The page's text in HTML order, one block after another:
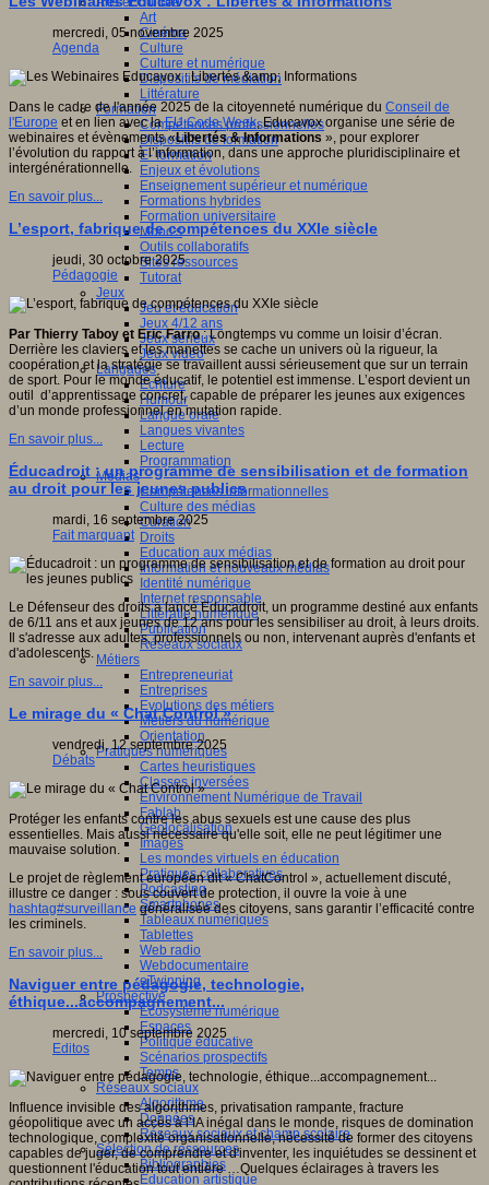
Art
Cinéma
Culture
Culture et numérique
Dispositifs de médiation
Littérature
Formation
Compétences professionnelles
Dispositifs de formation
E- formation
Enjeux et évolutions
Enseignement supérieur et numérique
Formations hybrides
Formation universitaire
Mooc’s
Outils collaboratifs
Sites ressources
Tutorat
Jeux
Jeu et éducation
Jeux 4/12 ans
Jeux sérieux
Jeux vidéo
Langages
Ecriture
Humour
Langue orale
Langues vivantes
Lecture
Programmation
Médias
Compétences informationnelles
Culture des médias
Curation
Droits
Education aux médias
Information et nouveaux médias
Identité numérique
Internet responsable
Littératie numérique
Publication
Réseaux sociaux
Métiers
Entrepreneuriat
Entreprises
Evolutions des métiers
Métiers du numérique
Orientation
Pratiques numériques
Cartes heuristiques
Classes inversées
Environnement Numérique de Travail
Fablab
Géolocalisation
Images
Les mondes virtuels en éducation
Pratiques collaboratives
Podcasting
Smartphones
Tableaux numériques
Tablettes
Web radio
Webdocumentaire
eTwinning
Prospective
Ecosystème numérique
Espaces
Politique éducative
Scénarios prospectifs
Temps
Réseaux sociaux
Algorithme
Données
Réseaux sociaux et champ scolaire
Sélection de ressources
Bibliographies
Education artistique
mercredi, 05 novembre 2025
Agenda
Dans le cadre de l'année 2025 de la citoyenneté numérique du Conseil de
l'Europe et en lien avec laEU Code Week, Educavox organise une série de
webinaires et évènements «Libertés & Informations », pour explorer
l’évolution du rapport à l’information, dans une approche pluridisciplinaire et
intergénérationnelle.
En savoir plus...
L’esport, fabrique de compétences du XXIe siècle
jeudi, 30 octobre 2025
Pédagogie
Par Thierry Taboy et Eric Farro: Longtemps vu comme un loisir d’écran.
Derrière les claviers et les manettes se cache un univers où la rigueur, la
coopération et la stratégie se travaillent aussi sérieusement que sur un terrain
de sport. Pour le monde éducatif, le potentiel est immense. L’esport devient un
outil d’apprentissage concret, capable de préparer les jeunes aux exigences
d’un monde professionnel en mutation rapide.
En savoir plus...
Éducadroit : un programme de sensibilisation et de formation
au droit pour les jeunes publics
mardi, 16 septembre 2025
Fait marquant
Le Défenseur des droits a lancé Educadroit, un programme destiné aux enfants
de 6/11 ans et aux jeunes de 12 ans pour les sensibiliser au droit, à leurs droits.
Il s'adresse aux adultes, professionnels ou non, intervenant auprès d'enfants et
d'adolescents.
En savoir plus...
Le mirage du « Chat Control »
vendredi, 12 septembre 2025
Débats
Protéger les enfants contre les abus sexuels est une cause des plus
essentielles. Mais aussi nécessaire qu'elle soit, elle ne peut légitimer une
mauvaise solution.
Le projet de règlement européen dit « ChatControl », actuellement discuté,
illustre ce danger : sous couvert de protection, il ouvre la voie à une
hashtag#surveillance généralisée des citoyens, sans garantir l’efficacité contre
les criminels.
En savoir plus...
Naviguer entre pédagogie, technologie,
éthique...accompagnement...
mercredi, 10 septembre 2025
Editos
Influence invisible des algorithmes, privatisation rampante, fracture
géopolitique avec un accès à l’IA inégal dans le monde, risques de domination
technologique, complexité organisationnelle, nécessité de former des citoyens
capables de juger, de comprendre et d'inventer, les inquiétudes se dessinent et
questionnent l'éducation tout entière …Quelques éclairages à travers les